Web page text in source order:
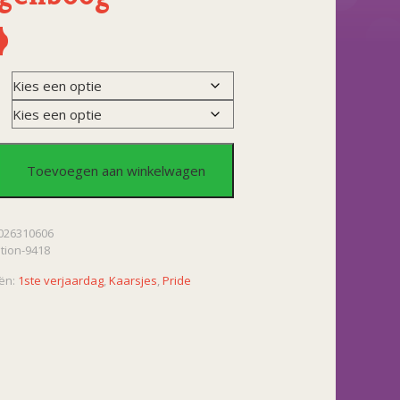
Toevoegen aan winkelwagen
9418
1ste verjaardag,Kaarsjes,Pride